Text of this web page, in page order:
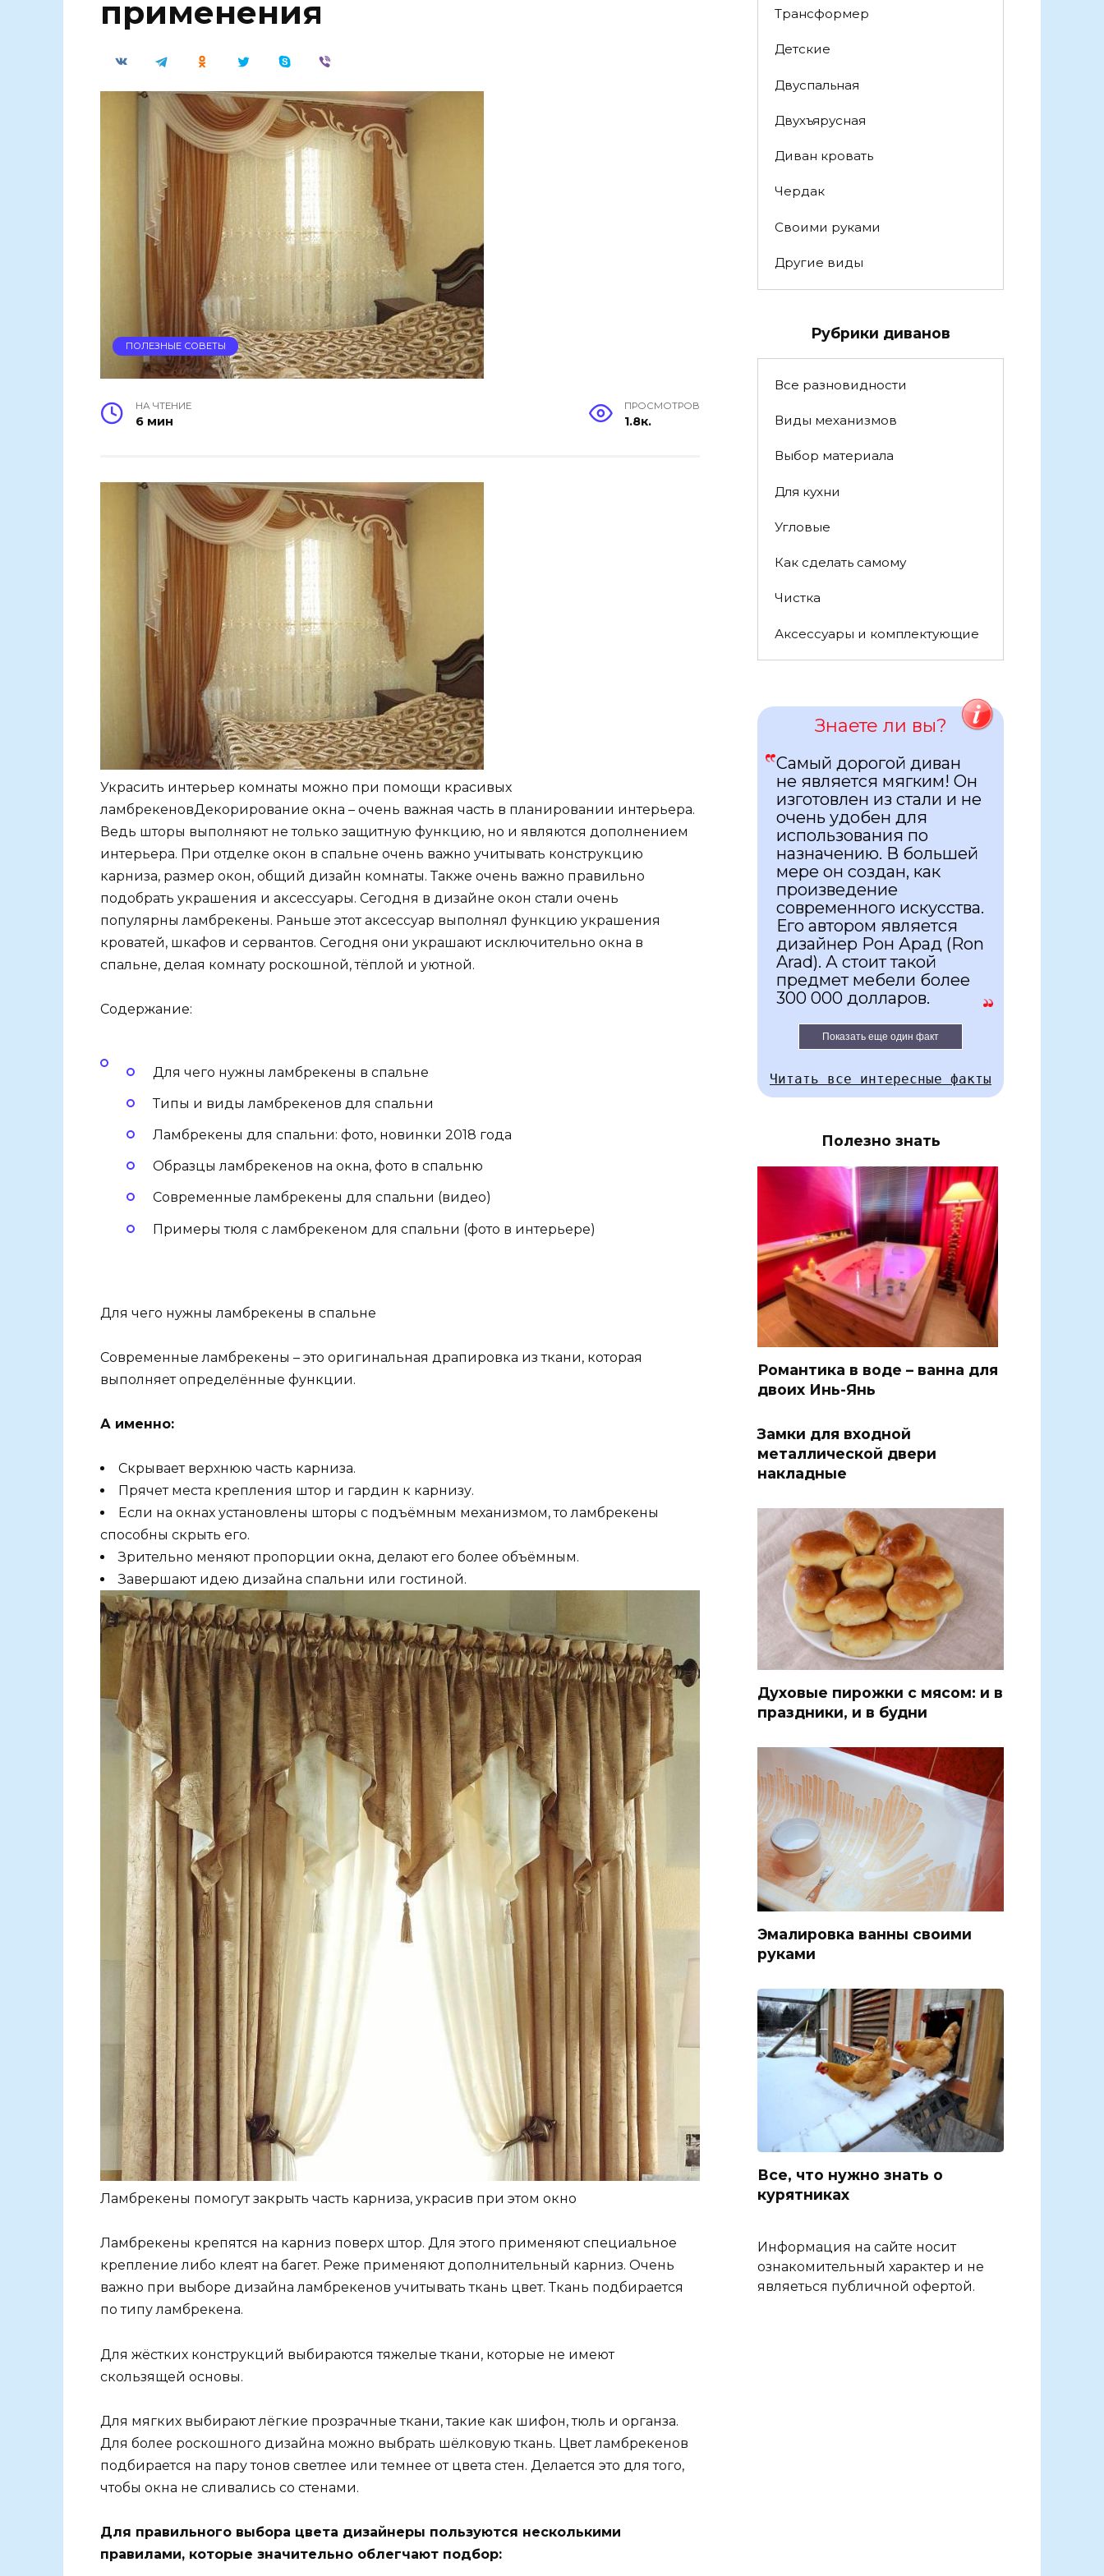
применения
ПОЛЕЗНЫЕ СОВЕТЫ
НА ЧТЕНИЕ
6 мин
ПРОСМОТРОВ
1.8к.
Украсить интерьер комнаты можно при помощи красивых
ламбрекеновДекорирование окна – очень важная часть в планировании интерьера.
Ведь шторы выполняют не только защитную функцию, но и являются дополнением
интерьера. При отделке окон в спальне очень важно учитывать конструкцию
карниза, размер окон, общий дизайн комнаты. Также очень важно правильно
подобрать украшения и аксессуары. Сегодня в дизайне окон стали очень
популярны ламбрекены. Раньше этот аксессуар выполнял функцию украшения
кроватей, шкафов и сервантов. Сегодня они украшают исключительно окна в
спальне, делая комнату роскошной, тёплой и уютной.
Содержание:
Для чего нужны ламбрекены в спальне
Типы и виды ламбрекенов для спальни
Ламбрекены для спальни: фото, новинки 2018 года
Образцы ламбрекенов на окна, фото в спальню
Современные ламбрекены для спальни (видео)
Примеры тюля с ламбрекеном для спальни (фото в интерьере)
Для чего нужны ламбрекены в спальне
Современные ламбрекены – это оригинальная драпировка из ткани, которая
выполняет определённые функции.
А именно:
Скрывает верхнюю часть карниза.
Прячет места крепления штор и гардин к карнизу.
Если на окнах установлены шторы с подъёмным механизмом, то ламбрекены
способны скрыть его.
Зрительно меняют пропорции окна, делают его более объёмным.
Завершают идею дизайна спальни или гостиной.
Ламбрекены помогут закрыть часть карниза, украсив при этом окно
Ламбрекены крепятся на карниз поверх штор. Для этого применяют специальное
крепление либо клеят на багет. Реже применяют дополнительный карниз. Очень
важно при выборе дизайна ламбрекенов учитывать ткань цвет. Ткань подбирается
по типу ламбрекена.
Для жёстких конструкций выбираются тяжелые ткани, которые не имеют
скользящей основы.
Для мягких выбирают лёгкие прозрачные ткани, такие как шифон, тюль и органза.
Для более роскошного дизайна можно выбрать шёлковую ткань. Цвет ламбрекенов
подбирается на пару тонов светлее или темнее от цвета стен. Делается это для того,
чтобы окна не сливались со стенами.
Для правильного выбора цвета дизайнеры пользуются несколькими
правилами, которые значительно облегчают подбор:
Трансформер
Детские
Двуспальная
Двухъярусная
Диван кровать
Чердак
Своими руками
Другие виды
Рубрики диванов
Все разновидности
Виды механизмов
Выбор материала
Для кухни
Угловые
Как сделать самому
Чистка
Аксессуары и комплектующие
Знаете ли вы?
Самый дорогой диван
не является мягким! Он
изготовлен из стали и не
очень удобен для
использования по
назначению. В большей
мере он создан, как
произведение
современного искусства.
Его автором является
дизайнер Рон Арад (Ron
Arad). А стоит такой
предмет мебели более
300 000 долларов.
Показать еще один факт
Читать все интересные факты
Полезно знать
Романтика в воде – ванна для
двоих Инь-Янь
Замки для входной
металлической двери
накладные
Духовые пирожки с мясом: и в
праздники, и в будни
Эмалировка ванны своими
руками
Все, что нужно знать о
курятниках
Информация на сайте носит
ознакомительный характер и не
являеться публичной офертой.